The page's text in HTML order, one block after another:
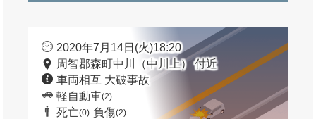
2020年7月14日(火)18:20
周智郡森町中川（中川上） 付近
車両相互 大破事故
軽自動車(2)
死亡(0) 負傷(2)